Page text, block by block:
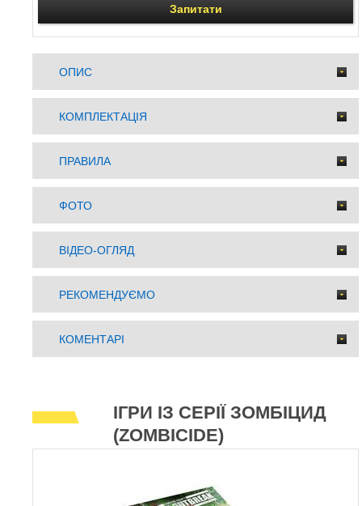
Запитати
ОПИС
КОМПЛЕКТАЦІЯ
ПРАВИЛА
ФОТО
ВІДЕО-ОГЛЯД
РЕКОМЕНДУЄМО
КОМЕНТАРІ
ІГРИ ІЗ СЕРІЇ ЗОМБІЦИД
(ZOMBICIDE)